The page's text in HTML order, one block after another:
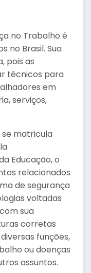
no Trabalho é
no Brasil. Sua
pois as
técnicos para
em
serviços,
se matricula
Educação, o
relacionados
de segurança
voltadas
sua
corretas
funções,
ou doenças
assuntos.